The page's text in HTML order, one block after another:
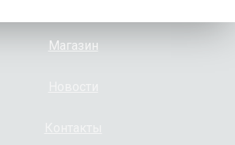
Магазин